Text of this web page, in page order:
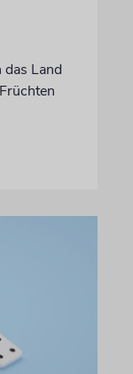
Land